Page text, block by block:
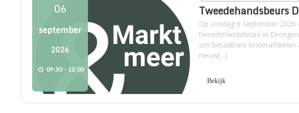
06
september
2026
09:30 - 12:00
Tweedehandsbeurs
Op zondag 6 september
tweedehandsbeurs in
om betaalbare
nieuw[...]
Bekijk